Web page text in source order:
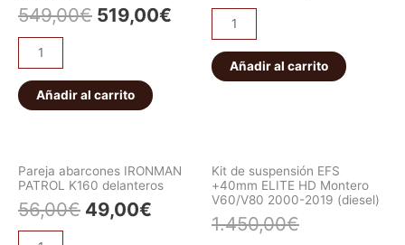
549,00€ 519,00€
Añadir al carrito
Añadir al carrito
Pareja abarcones IRONMAN
PATROL K160 delanteros
56,00€ 49,00€
Kit de suspensión EFS
+40mm ELITE HD Montero
V60/V80 2000-2019 (diesel)
1.450,00€